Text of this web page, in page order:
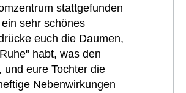
stattgefunden
sehr schönes
euch die Daumen,
habt, was den
und eure Tochter die
Nebenwirkungen